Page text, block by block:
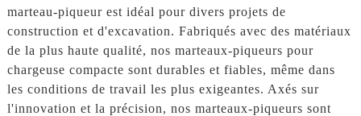
marteau-piqueur est idéal pour divers projets de
construction et d'excavation. Fabriqués avec des matériaux
de la plus haute qualité, nos marteaux-piqueurs pour
chargeuse compacte sont durables et fiables, même dans
les conditions de travail les plus exigeantes. Axés sur
l'innovation et la précision, nos marteaux-piqueurs sont